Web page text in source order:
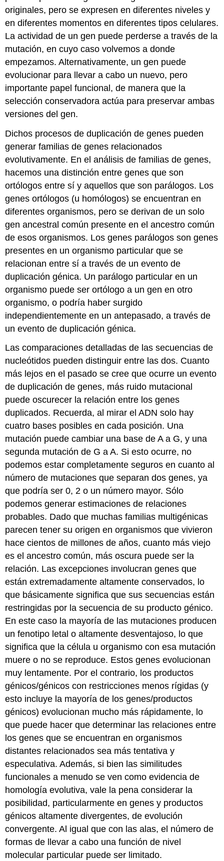
originales, pero se expresen en diferentes niveles y
en diferentes momentos en diferentes tipos celulares.
La actividad de un gen puede perderse a través de la
mutación, en cuyo caso volvemos a donde
empezamos. Alternativamente, un gen puede
evolucionar para llevar a cabo un nuevo, pero
importante papel funcional, de manera que la
selección conservadora actúa para preservar ambas
versiones del gen.
Dichos procesos de duplicación de genes pueden
generar familias de genes relacionados
evolutivamente. En el análisis de familias de genes,
hacemos una distinción entre genes que son
ortólogos entre sí y aquellos que son parálogos. Los
genes ortólogos (u homólogos) se encuentran en
diferentes organismos, pero se derivan de un solo
gen ancestral común presente en el ancestro común
de esos organismos. Los genes parálogos son genes
presentes en un organismo particular que se
relacionan entre sí a través de un evento de
duplicación génica. Un parálogo particular en un
organismo puede ser ortólogo a un gen en otro
organismo, o podría haber surgido
independientemente en un antepasado, a través de
un evento de duplicación génica.
Las comparaciones detalladas de las secuencias de
nucleótidos pueden distinguir entre las dos. Cuanto
más lejos en el pasado se cree que ocurre un evento
de duplicación de genes, más ruido mutacional
puede oscurecer la relación entre los genes
duplicados. Recuerda, al mirar el ADN solo hay
cuatro bases posibles en cada posición. Una
mutación puede cambiar una base de A a G, y una
segunda mutación de G a A. Si esto ocurre, no
podemos estar completamente seguros en cuanto al
número de mutaciones que separan dos genes, ya
que podría ser 0, 2 o un número mayor. Sólo
podemos generar estimaciones de relaciones
probables. Dado que muchas familias multigénicas
parecen tener su origen en organismos que vivieron
hace cientos de millones de años, cuanto más viejo
es el ancestro común, más oscura puede ser la
relación. Las excepciones involucran genes que
están extremadamente altamente conservados, lo
que básicamente significa que sus secuencias están
restringidas por la secuencia de su producto génico.
En este caso la mayoría de las mutaciones producen
un fenotipo letal o altamente desventajoso, lo que
significa que la célula u organismo con esa mutación
muere o no se reproduce. Estos genes evolucionan
muy lentamente. Por el contrario, los productos
génicos/génicos con restricciones menos rígidas (y
esto incluye la mayoría de los genes/productos
génicos) evolucionan mucho más rápidamente, lo
que puede hacer que determinar las relaciones entre
los genes que se encuentran en organismos
distantes relacionados sea más tentativa y
especulativa. Además, si bien las similitudes
funcionales a menudo se ven como evidencia de
homología evolutiva, vale la pena considerar la
posibilidad, particularmente en genes y productos
génicos altamente divergentes, de evolución
convergente. Al igual que con las alas, el número de
formas de llevar a cabo una función de nivel
molecular particular puede ser limitado.